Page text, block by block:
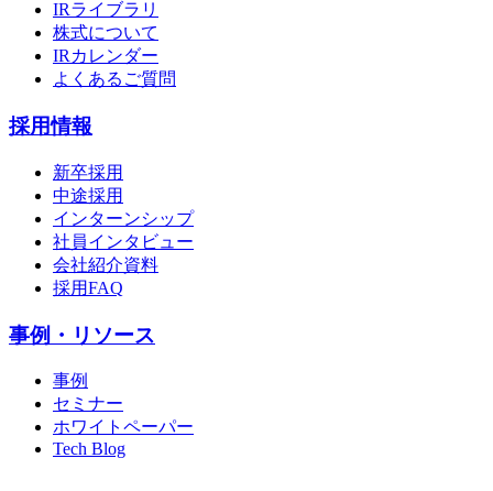
IRライブラリ
株式について
IRカレンダー
よくあるご質問
採用情報
新卒採用
中途採用
インターンシップ
社員インタビュー
会社紹介資料
採用FAQ
事例・リソース
事例
セミナー
ホワイトペーパー
Tech Blog